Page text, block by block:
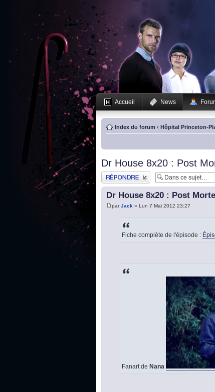
Accueil News
Index du forum ‹ Hôpital Princeton-
Dr House 8x20 : Post
Publier une réponse
Dr House 8x20 : Post
parJack » Lun 7 Mai 2012 23:27
Fiche complète de l'épisode :
Fanart de Nana